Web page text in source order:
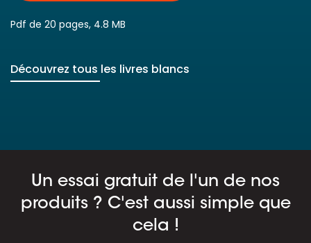
Pdf de 20 pages, 4.8 MB
Découvrez tous les livres blancs
Un essai gratuit de l'un de nos
produits ? C'est aussi simple que
cela !